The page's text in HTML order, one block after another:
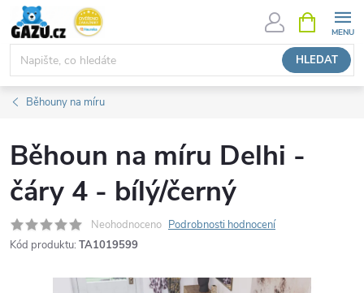
Přejít
obsah
HLEDAT
NÁKUPNÍ
KOŠÍK
Běhouny na míru
Běhoun na míru Delhi -
čáry 4 - bílý/černý
Neohodnoceno Podrobnosti hodnocení
Kód produktu: TA1019599